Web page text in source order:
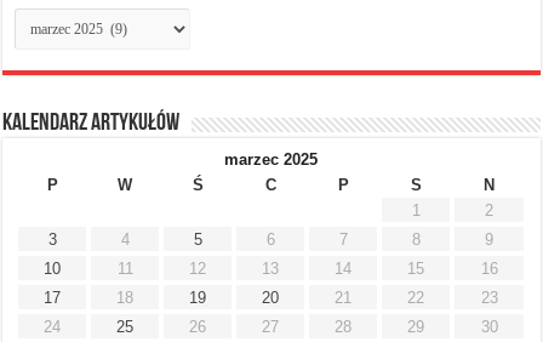
Archiwum
miesięczne
Kalendarz artykułów
marzec 2025
P
W Ś C P S
N
1
2
3
4 5 6 7 8
9
10
11 12 13 14 15
16
17
18 19 20 21 22
23
24
25 26 27 28 29
30